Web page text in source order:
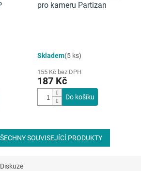
pro kameru Partizan
Skladem(5 ks)
155 Kč bez DPH
187 Kč
Do košíku
SOUVISEJÍCÍ PRODUKTY
Diskuze